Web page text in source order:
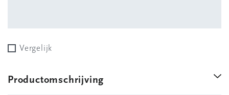
Vergelijk
Productomschrijving